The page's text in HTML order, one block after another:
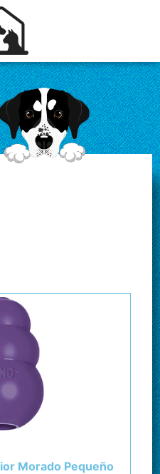
Morado Pequeño